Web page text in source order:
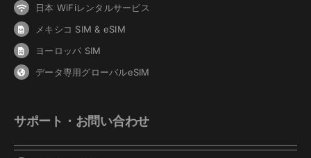
日本 WiFiレンタルサービス
メキシコ SIM & eSIM
ヨーロッパ SIM
データ専用グローバルeSIM
サポート・お問い合わせ